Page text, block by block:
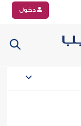
دخول